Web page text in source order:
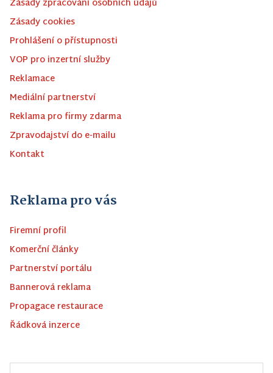
Zásady zpracování osobních údajů
Zásady cookies
Prohlášení o přístupnosti
VOP pro inzertní služby
Reklamace
Mediální partnerství
Reklama pro firmy zdarma
Zpravodajství do e-mailu
Kontakt
Reklama pro vás
Firemní profil
Komerční články
Partnerství portálu
Bannerová reklama
Propagace restaurace
Řádková inzerce